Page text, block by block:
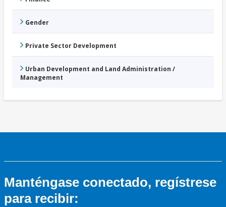
Gender
Private Sector Development
Urban Development and Land Administration /
Management
Manténgase conectado, regístrese
para recibir: